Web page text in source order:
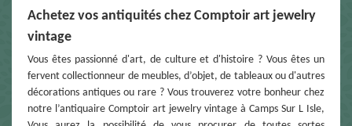
Achetez vos antiquités chez Comptoir art jewelry
vintage
Vous êtes passionné d'art, de culture et d'histoire ? Vous êtes un
fervent collectionneur de meubles, d’objet, de tableaux ou d'autres
décorations antiques ou rare ? Vous trouverez votre bonheur chez
notre l’antiquaire Comptoir art jewelry vintage à Camps Sur L Isle,